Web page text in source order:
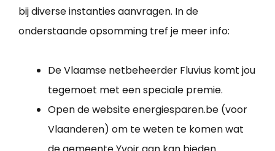
bij diverse instanties aanvragen. In de
onderstaande opsomming tref je meer info:
De Vlaamse netbeheerder Fluvius komt jou
tegemoet met een speciale premie.
Open de website energiesparen.be (voor
Vlaanderen) om te weten te komen wat